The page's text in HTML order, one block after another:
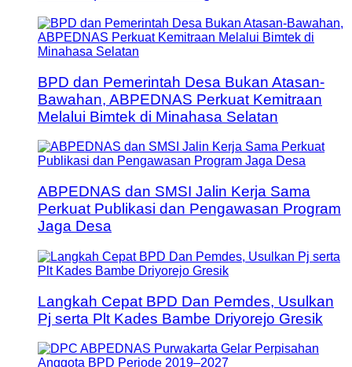
BPD dan Pemerintah Desa Bukan Atasan-
Bawahan, ABPEDNAS Perkuat Kemitraan
Melalui Bimtek di Minahasa Selatan
ABPEDNAS dan SMSI Jalin Kerja Sama
Perkuat Publikasi dan Pengawasan Program
Jaga Desa
Langkah Cepat BPD Dan Pemdes, Usulkan
Pj serta Plt Kades Bambe Driyorejo Gresik